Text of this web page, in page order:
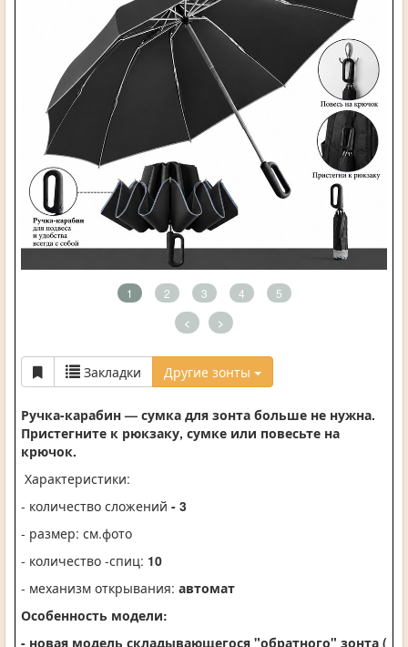
1 2 3 4 5
< >
Закладки Другие зонты
Ручка-карабин — сумка для зонта больше не нужна.
Пристегните к рюкзаку, сумке или повесьте на
крючок.
Характеристики:
- количество сложений - 3
- размер: см.фото
- количество -спиц: 10
- механизм открывания: автомат
Особенность модели:
- новая модель складывающегося "обратного" зонта (